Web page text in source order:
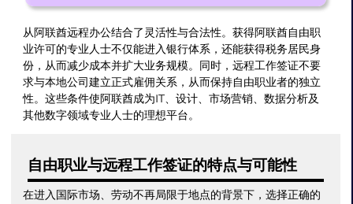
从阿联酋远程办公结合了灵活性与合法性。获得阿联酋自由职
业许可的专业人士不仅能进入银行体系，还能获得税务居民身
份，从而减少成本并扩大业务规模。同时，远程工作签证不要
求与本地公司建立正式雇佣关系，从而保持自由职业者的独立
性。这些条件使阿联酋成为IT、设计、市场营销、数据分析及
其他数字领域专业人士的理想平台。
自由职业与远程工作签证的特点与可能性
在进入国际市场、劳动不再局限于地点的背景下，选择正确的